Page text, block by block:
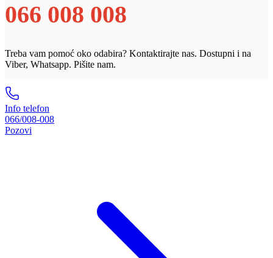
066 008 008
Treba vam pomoć oko odabira? Kontaktirajte nas. Dostupni i na
Viber, Whatsapp. Pišite nam.
Info telefon
066/008-008
Pozovi